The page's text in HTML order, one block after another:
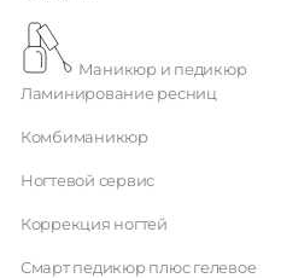
Маникюр и педикюр
Ламинирование ресниц
Комбиманикюр
Ногтевой сервис
Коррекция ногтей
Смарт педикюр плюс гелевое